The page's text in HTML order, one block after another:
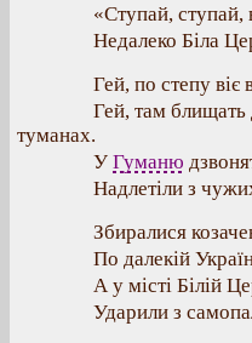
«Ступай,
Недалеко Біла
Гей, по степу віє
Гей, там блищать
туманах.
У Гуманю
Надлетіли з
Збиралися
По далекій
А у місті Білій
Ударили з